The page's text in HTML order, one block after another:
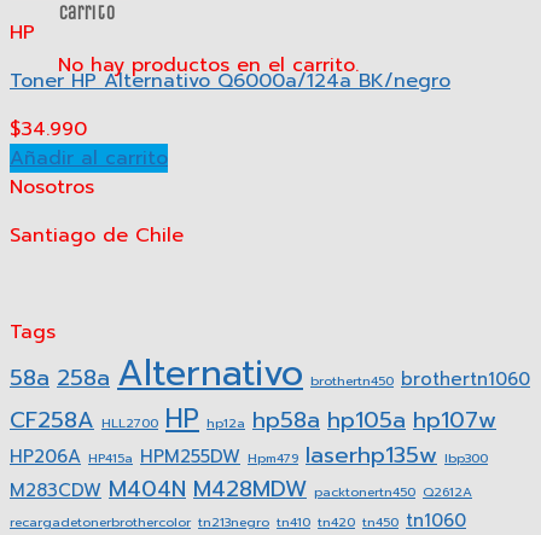
Carrito
No hay productos en el carrito.
HP
Toner HP Alternativo Q6000a/124a BK/negro
$34.990
Añadir al carrito
Nosotros
Santiago de Chile
Tags
58a 258a Alternativo brothertn450 brothertn1060
CF258A HLL2700 HP hp12a hp58a hp105a hp107w
HP206A HP415a HPM255DW Hpm479 laserhp135w lbp300
M283CDW M404N M428MDW packtonertn450 Q2612A
recargadetonerbrothercolor tn213negro tn410 tn420 tn450 tn1060